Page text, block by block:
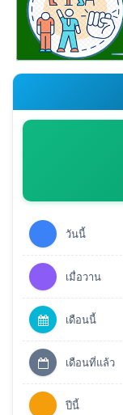
วันนี้
เมื่อวาน
เดือนนี้
เดือนที่แล้ว
ปีนี้